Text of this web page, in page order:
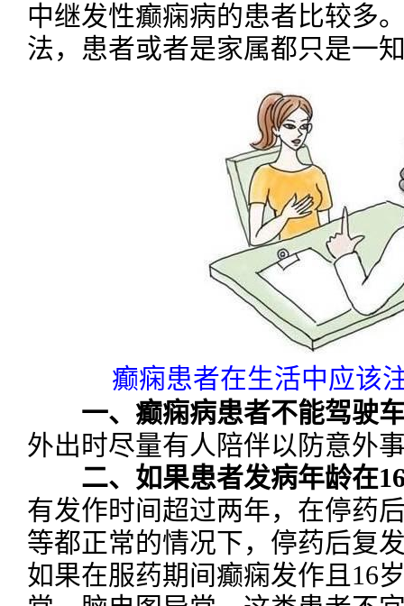
中继发性癫痫病的患者比较多
法，患者或者是家属都只是一
癫痫患者在生活中应该
一、癫痫病患者不能驾驶
外出时尽量有人陪伴以防意外
二、如果患者发病年龄在
有发作时间超过两年，在停药
等都正常的情况下，停药后复
如果在服药期间癫痫发作且16